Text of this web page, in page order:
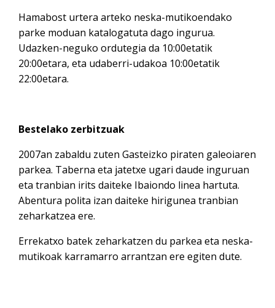
Hamabost urtera arteko neska-mutikoendako
parke moduan katalogatuta dago ingurua.
Udazken-neguko ordutegia da 10:00etatik
20:00etara, eta udaberri-udakoa 10:00etatik
22:00etara.
Bestelako zerbitzuak
2007an zabaldu zuten Gasteizko piraten galeoiaren
parkea. Taberna eta jatetxe ugari daude inguruan
eta tranbian irits daiteke Ibaiondo linea hartuta.
Abentura polita izan daiteke hirigunea tranbian
zeharkatzea ere.
Errekatxo batek zeharkatzen du parkea eta neska-
mutikoak karramarro arrantzan ere egiten dute.